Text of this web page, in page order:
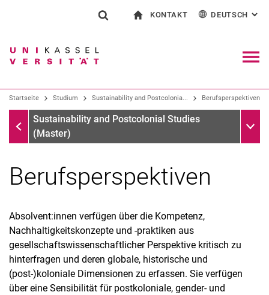
Springe direkt zu: Inhalt
Springe direkt zu: Suche
Springe direkt zu:
Suchen (öffnet externen Link in einem
KONTAKT
Kontakt für Presse und Öffentlichkeit
Einrichtungen suchen
Personen suchen
DEUTSCH :
Startseite Studium Sustainability and Postcolonia... Berufsperspektiven
Startseite
Sustainability and Postcolonial Studies
(Master)
Berufsperspektiven
Absolvent:innen verfügen über die Kompetenz,
Nachhaltigkeitskonzepte und -praktiken aus
gesellschaftswissenschaftlicher Perspektive kritisch zu
hinterfragen und deren globale, historische und
(post-)koloniale Dimensionen zu erfassen. Sie verfügen
über eine Sensibilität für postkoloniale, gender- und